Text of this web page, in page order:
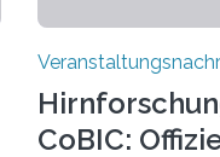
CoBIC: